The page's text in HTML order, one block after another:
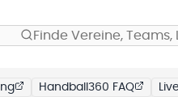
Finde Vereine, Teams,
Handball360 FAQ